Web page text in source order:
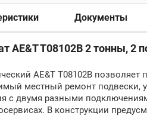
Документы
AE&T T08102B 2 тонны, 2
AE&T T08102B позволяет
местный ремонт
с двумя разными
В конструкции